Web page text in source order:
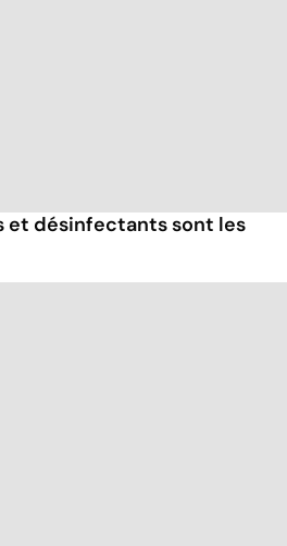
et désinfectants sont les